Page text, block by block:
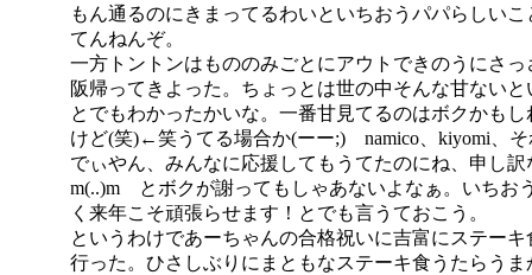
もん通るのにきまってるわいといちおうパパらしいこ
てんねんぞ。
一方トントンはもののみごとにアウトできのうにさっ
阪帰ってきよった。ちょっとは世の中そんな甘ないと
とでもわかったかいな。一番甘見てるのはボクかもし
けど(笑)←笑うてる場合か(ーー;) namico、kiyomi、そ
でぃやん、みんなに応援してもうてたのにね、申し訳
m(..)m とボクが謝ってもしゃあないよなぁ。いちお
く来年こそ頑張らせます！とでも言うておこう。
というわけであーちゃんの合格祝いに吉富にステーキ
行った。ひさしぶりにまともなステーキ食うたらうま